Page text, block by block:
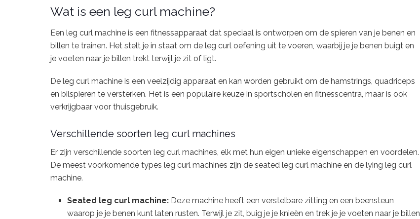
Wat is een leg curl machine?
Een leg curl machine is een fitnessapparaat dat speciaal is ontworpen om de spieren van je benen en
billen te trainen. Het stelt je in staat om de leg curl oefening uit te voeren, waarbij je je benen buigt en
je voeten naar je billen trekt terwijl je zit of ligt.
De leg curl machine is een veelzijdig apparaat en kan worden gebruikt om de hamstrings, quadriceps
en bilspieren te versterken. Het is een populaire keuze in sportscholen en fitnesscentra, maar is ook
verkrijgbaar voor thuisgebruik.
Verschillende soorten leg curl machines
Er zijn verschillende soorten leg curl machines, elk met hun eigen unieke eigenschappen en voordelen.
De meest voorkomende types leg curl machines zijn de seated leg curl machine en de lying leg curl
machine.
Seated leg curl machine: Deze machine heeft een verstelbare zitting en een beensteun
waarop je je benen kunt laten rusten. Terwijl je zit, buig je je knieën en trek je je voeten naar je billen